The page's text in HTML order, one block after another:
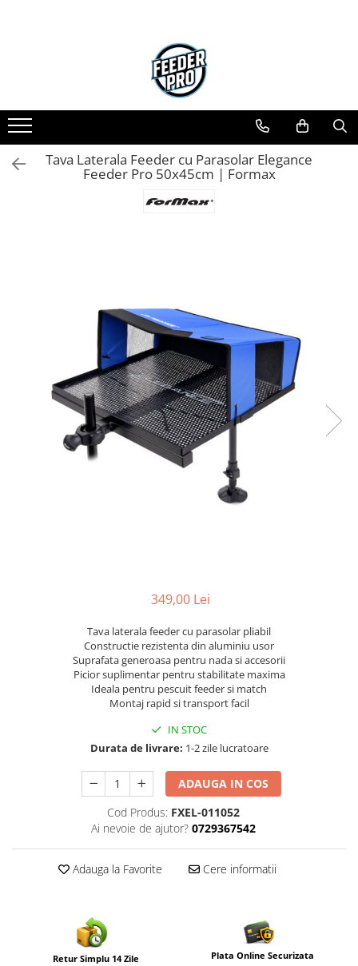
Tava Laterala Feeder cu Parasolar Elegance
Feeder Pro 50x45cm | Formax
349,00 Lei
Tava laterala feeder cu parasolar pliabil
Constructie rezistenta din aluminiu usor
Suprafata generoasa pentru nada si accesorii
Picior suplimentar pentru stabilitate maxima
Ideala pentru pescuit feeder si match
Montaj rapid si transport facil
IN STOC
Durata de livrare: 1-2 zile lucratoare
ADAUGA IN COS
Cod Produs: FXEL-011052
Ai nevoie de ajutor? 0729367542
Adauga la Favorite Cere informatii
Retur Simplu 14 Zile Plata Online Securizata